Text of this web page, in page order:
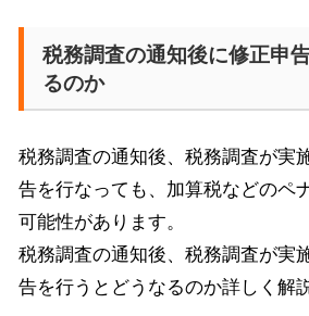
税務調査の通知後に修正申
るのか
税務調査の通知後、税務調査が実
告を行なっても、加算税などのペ
可能性があります。
税務調査の通知後、税務調査が実
告を行うとどうなるのか詳しく解